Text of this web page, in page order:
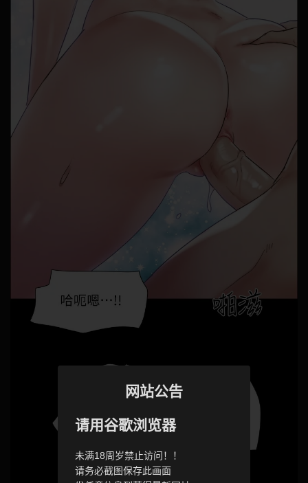
网站公告
请用谷歌浏览器
未满18周岁禁止访问！！
请务必截图保存此画面